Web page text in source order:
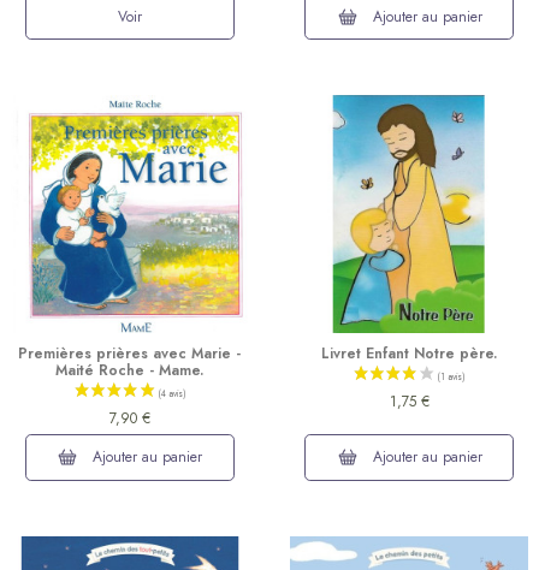
Voir
Ajouter au panier
Premières prières avec Marie -
Maité Roche - Mame.
7,90 €
Ajouter au panier
Livret Enfant Notre père.
1,75 €
Ajouter au panier